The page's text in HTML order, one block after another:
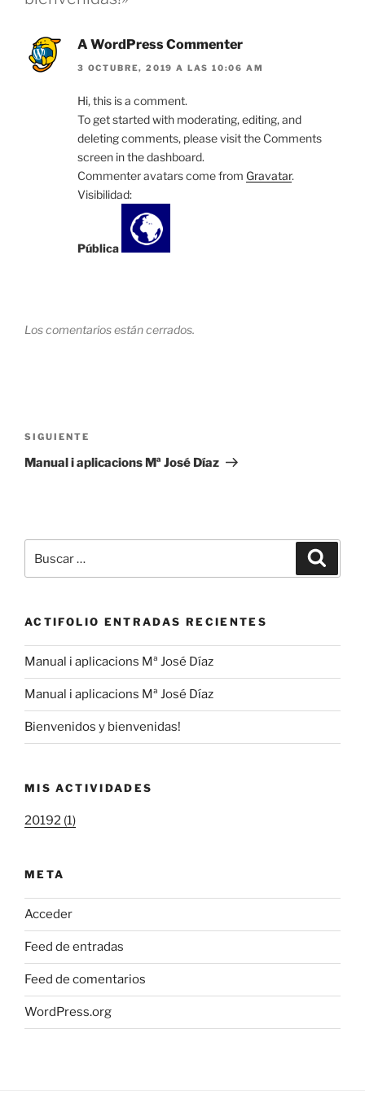
A WordPress Commenter
3 OCTUBRE, 2019 A LAS 10:06 AM
Hi, this is a comment.
To get started with moderating, editing, and
deleting comments, please visit the Comments
screen in the dashboard.
Commenter avatars come from Gravatar.
Visibilidad:
Pública
Los comentarios están cerrados.
de
entradas
Siguiente
entrada
SIGUIENTE
Manual i aplicacions Mª José Díaz
por:
ACTIFOLIO ENTRADAS RECIENTES
Manual i aplicacions Mª José Díaz
Manual i aplicacions Mª José Díaz
Bienvenidos y bienvenidas!
MIS ACTIVIDADES
20192 (1)
META
Acceder
Feed de entradas
Feed de comentarios
WordPress.org